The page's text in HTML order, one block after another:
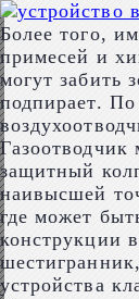
Более того,
примесей и
могут забить
подпирает.
защитный
наивысшей
где может
конструкции
устройства